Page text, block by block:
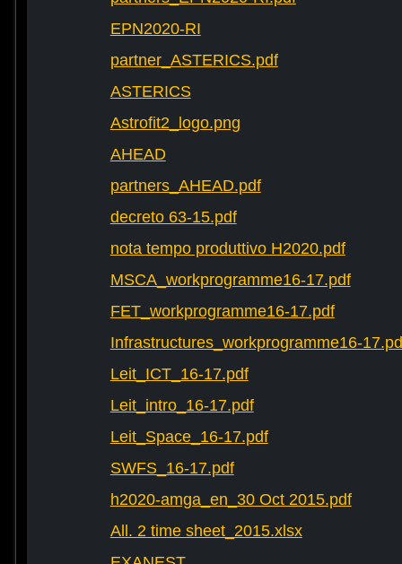
EPN2020-RI
partner_ASTERICS.pdf
ASTERICS
Astrofit2_logo.png
AHEAD
partners_AHEAD.pdf
decreto 63-15.pdf
nota tempo produttivo H2020.pdf
MSCA_workprogramme16-17.pdf
FET_workprogramme16-17.pdf
Infrastructures_workprogramme16-
Leit_ICT_16-17.pdf
Leit_intro_16-17.pdf
Leit_Space_16-17.pdf
SWFS_16-17.pdf
h2020-amga_en_30 Oct 2015.pdf
All. 2 time sheet_2015.xlsx